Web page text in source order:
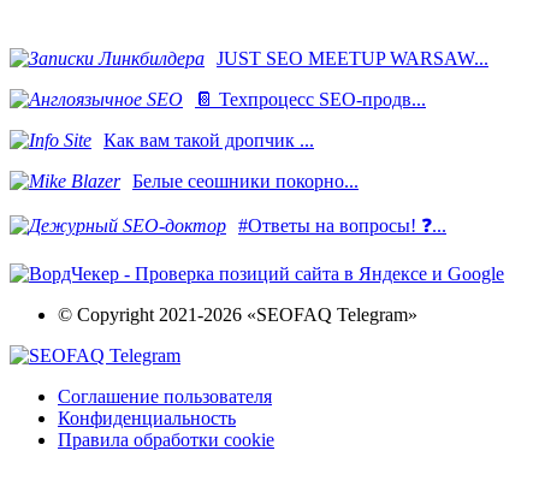
JUST SEO MEETUP WARSAW...
📔 Техпроцесс SEO-продв...
Как вам такой дропчик ...
Белые сеошники покорно...
#Ответы на вопросы! ❓...
© Copyright 2021-2026 «SEOFAQ Telegram»
Соглашение пользователя
Конфиденциальность
Правила обработки cookie